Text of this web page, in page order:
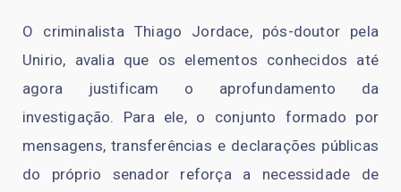
O criminalista Thiago Jordace, pós-doutor pela
Unirio, avalia que os elementos conhecidos até
agora justificam o aprofundamento da
investigação. Para ele, o conjunto formado por
mensagens, transferências e declarações públicas
do próprio senador reforça a necessidade de